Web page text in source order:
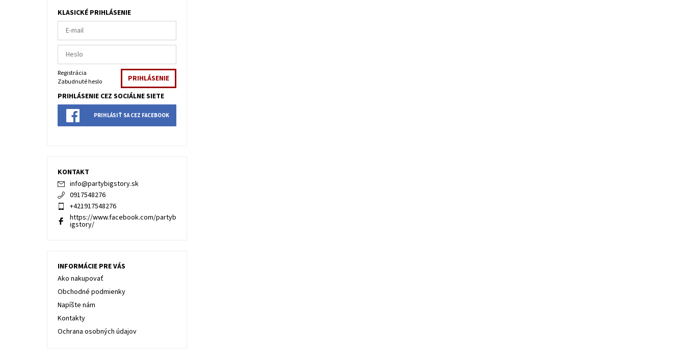
KLASICKÉ PRIHLÁSENIE
Registrácia
Zabudnuté heslo
PRIHLÁSENIE CEZ SOCIÁLNE SIETE
PRIHLÁSIŤ SA CEZ FACEBOOK
KONTAKT
info@partybigstory.sk
0917548276
+421917548276
https://www.facebook.com/partyb
igstory/
INFORMÁCIE PRE VÁS
Ako nakupovať
Obchodné podmienky
Napíšte nám
Kontakty
Ochrana osobných údajov